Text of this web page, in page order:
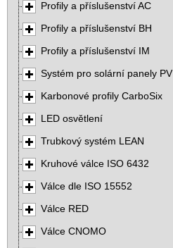
Profily a příslušenství AC
Profily a příslušenství BH
Profily a příslušenství IM
Systém pro solární panely PV
Karbonové profily CarboSix
LED osvětlení
Trubkový systém LEAN
Kruhové válce ISO 6432
Válce dle ISO 15552
Válce RED
Válce CNOMO